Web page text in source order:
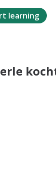
learning